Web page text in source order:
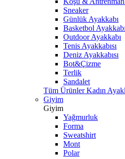
Sneaker
Günlük Ayakkabı
Basketbol
Outdoor Ayakkabı
Tenis Ayakkabısı
Deniz Ayakkabısı
Bot&Çizme
Terlik
Sandalet
Tüm Ürünler Kadın
Giyim
Giyim
Yağmurluk
Forma
Sweatshirt
Mont
Polar